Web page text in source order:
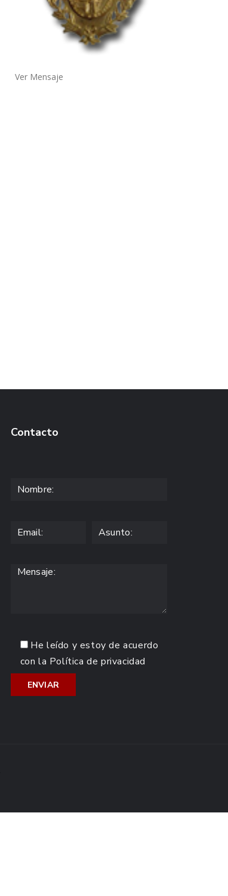
Ver Mensaje
Contacto
He leído y estoy de acuerdo
con la Política de privacidad